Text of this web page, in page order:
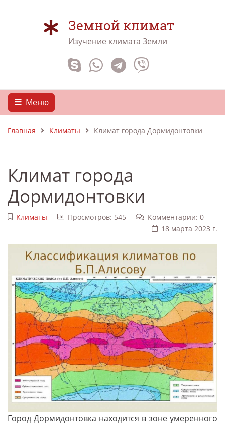
Земной климат
Изучение климата Земли
Меню
Главная Климаты Климат города Дормидонтовки
Климат города
Дормидонтовки
Климаты Просмотров: 545
Комментарии: 0
18 марта 2023 г.
Город Дормидонтовка находится в зоне умеренного